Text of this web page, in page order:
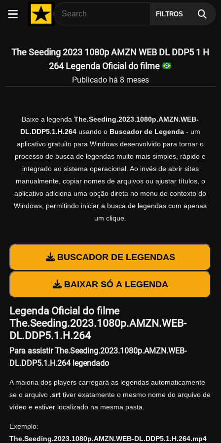
FILTROS
The Seeding 2023 1080p AMZN WEB DL DDP5 1 H
264 Legenda Oficial do filme
Publicado há 8 meses
Baixe a legenda The.Seeding.2023.1080p.AMZN.WEB-
DL.DDP5.1.H.264 usando o Buscador de Legenda - um
aplicativo gratuito para Windows desenvolvido para tornar o
processo de busca de legendas muito mais simples, rápido e
integrado ao sistema operacional. Ao invés de abrir sites
manualmente, copiar nomes de arquivos ou ajustar títulos, o
aplicativo adiciona uma opção direta no menu de contexto do
Windows, permitindo iniciar a busca de legendas com apenas
um clique.
BUSCADOR DE LEGENDAS
BAIXAR SÓ A LEGENDA
Legenda Oficial do filme
The.Seeding.2023.1080p.AMZN.WEB-
DL.DDP5.1.H.264
Para assistir The.Seeding.2023.1080p.AMZN.WEB-
DL.DDP5.1.H.264 legendado
A maioria dos players carregará as legendas automaticamente
se o arquivo .srttiver exatamente o mesmo nome do arquivo de
vídeo e estiver localizado na mesma pasta.
Exemplo:
The.Seeding.2023.1080p.AMZN.WEB-DL.DDP5.1.H.264.mp4